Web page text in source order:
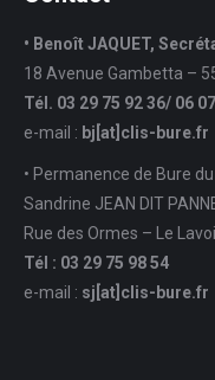
• Benoît JAQUET,
18 Avenue Gambetta –
Tél. 03 29 75 92 36/ 06
e-mail : bj[at]clis-bure.fr
• Permanence de Bure
Sandrine JEAN DIT
Rue des Ormes – Le
Tél : 03 29 75 98 54
e-mail : sj [at] clis-bure.fr